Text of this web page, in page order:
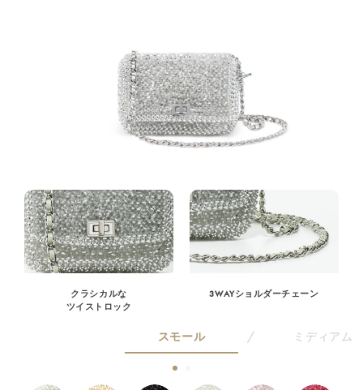
クラシカルな
ツイストロック
3WAYショルダーチェーン
スモール ミディアム